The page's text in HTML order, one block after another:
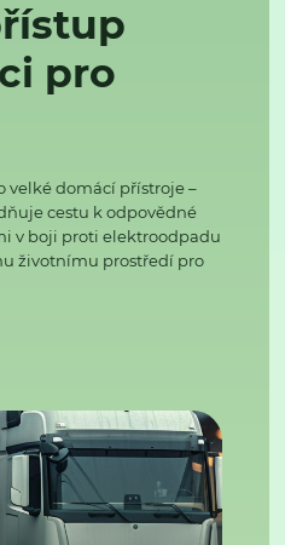
pro
velké domácí přístroje –
cestu k odpovědné
v boji proti elektroodpadu
životnímu prostředí pro